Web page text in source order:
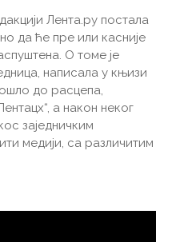
Лента.ру постала
да ће пре или касније
О томе је
написала у књизи
до расцепа,
а након неког
заједничким
медији, са различитим